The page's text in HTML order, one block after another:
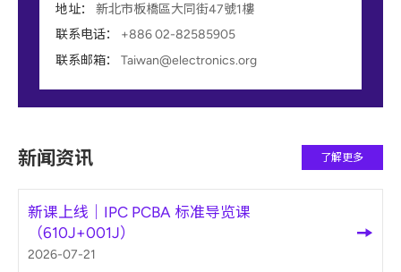
地址： 新北市板橋區大同街47號1樓
联系电话： +886 02-82585905
联系邮箱： Taiwan@electronics.org
新闻资讯 了解更多
新课上线｜IPC PCBA 标准导览课
（610J+001J）
2026-07-21